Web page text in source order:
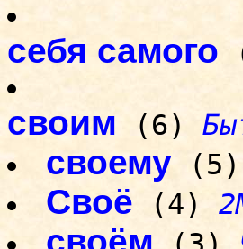
себя самого
своим (6)
своему(5)
Своё (4)